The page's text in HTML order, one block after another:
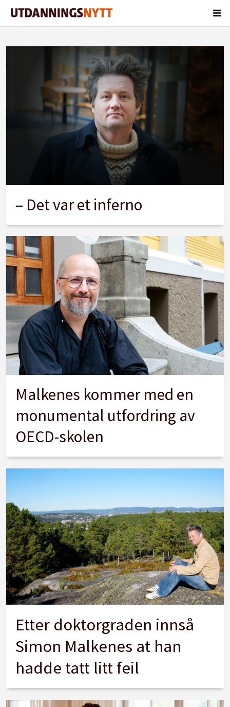
Tag:
malkenes
– Det var et inferno
Malkenes kommer med en
monumental utfordring av
OECD-skolen
Etter doktorgraden innså
Simon Malkenes at han
hadde tatt litt feil